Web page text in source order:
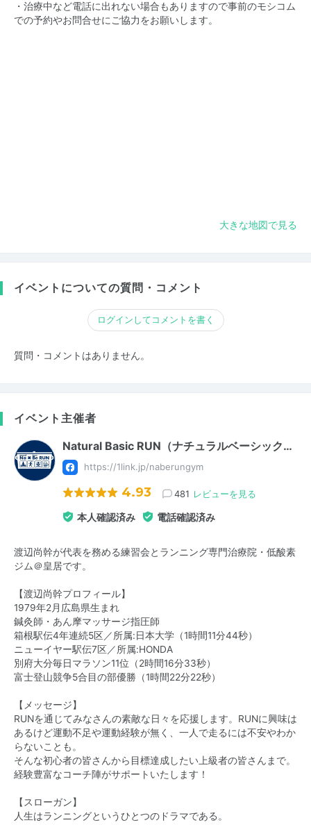
・治療中など電話に出れない場合もありますので事前のモシコム
での予約やお問合せにご協力をお願いします。
大きな地図で見る
イベントについての質問・コメント
ログインしてコメントを書く
質問・コメントはありません。
イベント主催者
Natural Basic RUN（ナチュラルベーシック…
https://1link.jp/naberungym
4.93 481 レビューを見る
本人確認済み 電話確認済み
渡辺尚幹が代表を務める練習会とランニング専門治療院・低酸素
ジム＠皇居です。
【渡辺尚幹プロフィール】
1979年2月広島県生まれ
鍼灸師・あん摩マッサージ指圧師
箱根駅伝4年連続5区／所属:日本大学（1時間11分44秒）
ニューイヤー駅伝7区／所属:HONDA
別府大分毎日マラソン11位（2時間16分33秒）
富士登山競争5合目の部優勝（1時間22分22秒）
【メッセージ】
RUNを通じてみなさんの素敵な日々を応援します。RUNに興味は
あるけど運動不足や運動経験が無く、一人で走るには不安やわか
らないことも。
そんな初心者の皆さんから目標達成したい上級者の皆さんまで。
経験豊富なコーチ陣がサポートいたします！
【スローガン】
人生はランニングというひとつのドラマである。